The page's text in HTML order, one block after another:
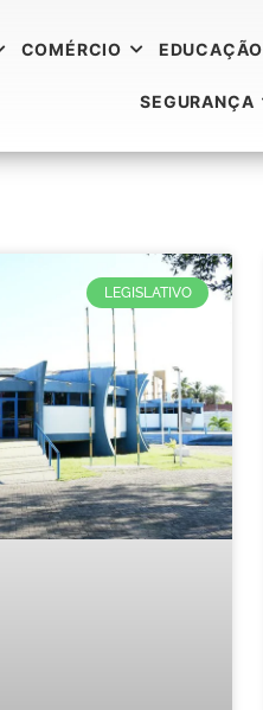
COMÉRCIO EDUCAÇÃO
SEGURANÇA
LEGISLATIVO